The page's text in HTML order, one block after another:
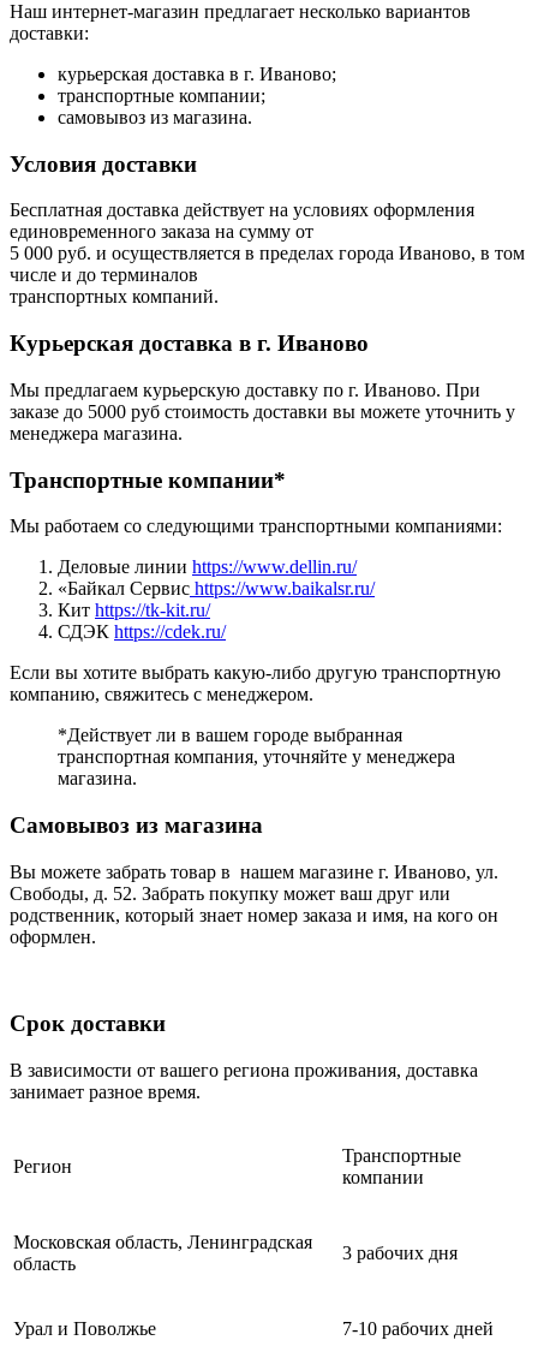
Наш интернет-магазин предлагает несколько вариантов
доставки:
курьерская доставка в г. Иваново;
транспортные компании;
самовывоз из магазина.
Условия доставки
Бесплатная доставка действует на условиях оформления
единовременного заказа на сумму от
5 000 руб. и осуществляется в пределах города Иваново, в том
числе и до терминалов
транспортных компаний.
Курьерская доставка в г. Иваново
Мы предлагаем курьерскую доставку по г. Иваново. При
заказе до 5000 руб стоимость доставки вы можете уточнить у
менеджера магазина.
Транспортные компании*
Мы работаем со следующими транспортными компаниями:
Деловые линии https://www.dellin.ru/
«Байкал Сервис https://www.baikalsr.ru/
Кит https://tk-kit.ru/
СДЭК https://cdek.ru/
Если вы хотите выбрать какую-либо другую транспортную
компанию, свяжитесь с менеджером.
*Действует ли в вашем городе выбранная
транспортная компания, уточняйте у менеджера
магазина.
Самовывоз из магазина
Вы можете забрать товар в нашем магазине г. Иваново, ул.
Свободы, д. 52. Забрать покупку может ваш друг или
родственник, который знает номер заказа и имя, на кого он
оформлен.
Срок доставки
В зависимости от вашего региона проживания, доставка
занимает разное время.
Регион
Транспортные
компании
Московская область, Ленинградская
область
3 рабочих дня
Урал и Поволжье 7-10 рабочих дней